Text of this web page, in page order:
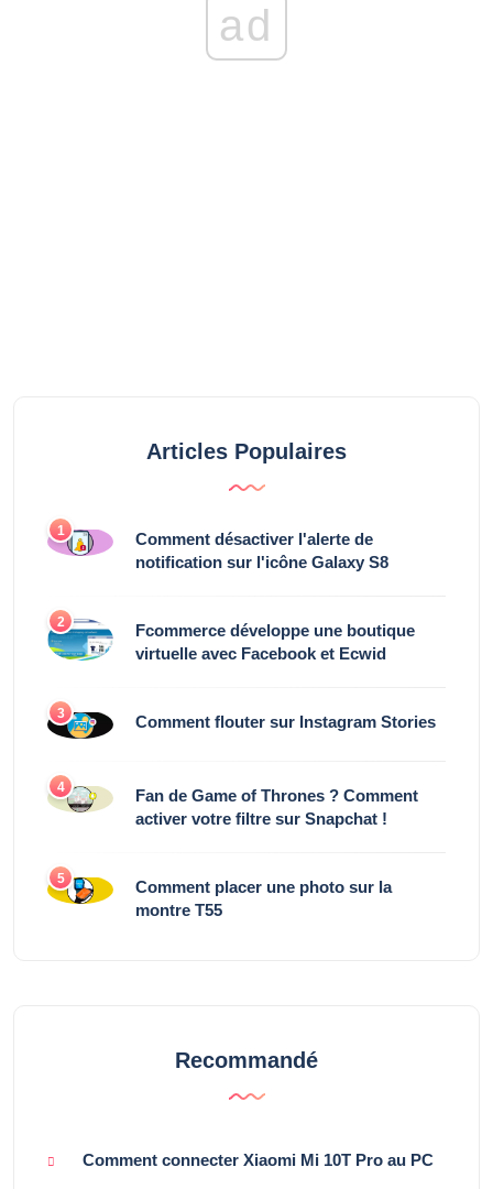
ad
Articles Populaires
1
Comment désactiver l'alerte de
notification sur l'icône Galaxy S8
2
Fcommerce développe une boutique
virtuelle avec Facebook et Ecwid
3 Comment flouter sur Instagram Stories
4
Fan de Game of Thrones ? Comment
activer votre filtre sur Snapchat !
5
Comment placer une photo sur la
montre T55
Recommandé
Comment connecter Xiaomi Mi 10T Pro au PC